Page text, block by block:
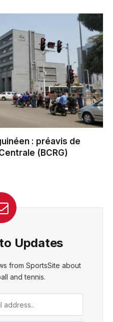
: préavis de
(BCRG)
Updates
from SportsSite about
and tennis.